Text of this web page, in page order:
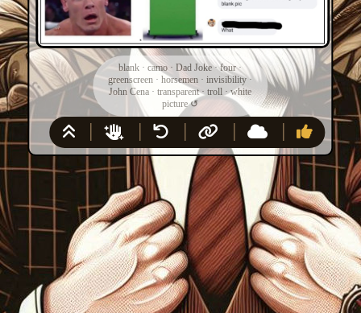
blank ·camo ·Dad Joke·four·
greenscreen ·horsemen ·invisibility·
John Cena ·transparent·troll ·white
picture ↺